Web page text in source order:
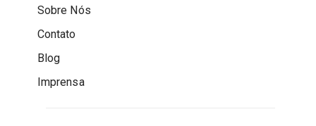
Sobre Nós
Contato
Blog
Imprensa